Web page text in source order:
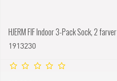
HJERM FIF Indoor 3-Pack Sock, 2 farver
1913230